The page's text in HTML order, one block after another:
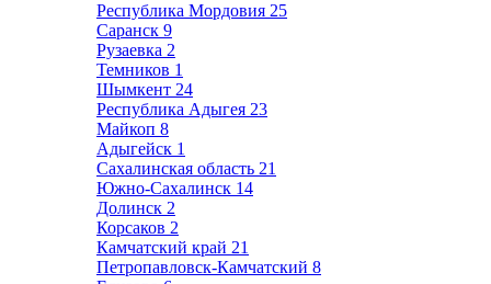
Республика Мордовия 25
Саранск 9
Рузаевка 2
Темников 1
Шымкент 24
Республика Адыгея 23
Майкоп 8
Адыгейск 1
Сахалинская область 21
Южно-Сахалинск 14
Долинск 2
Корсаков 2
Камчатский край 21
Петропавловск-Камчатский 8